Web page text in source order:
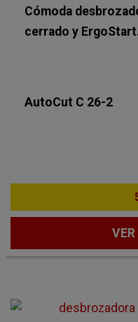
Cómoda
cerrado y
AutoCut C 26-2
VER